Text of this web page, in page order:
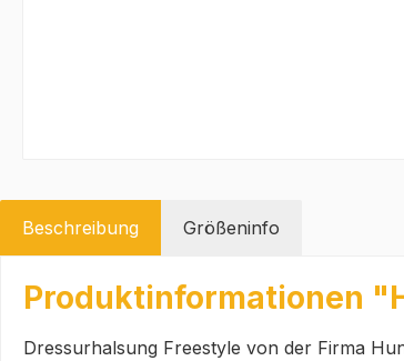
Beschreibung Größeninfo
Produktinformationen
Dressurhalsung Freestyle von der Firma